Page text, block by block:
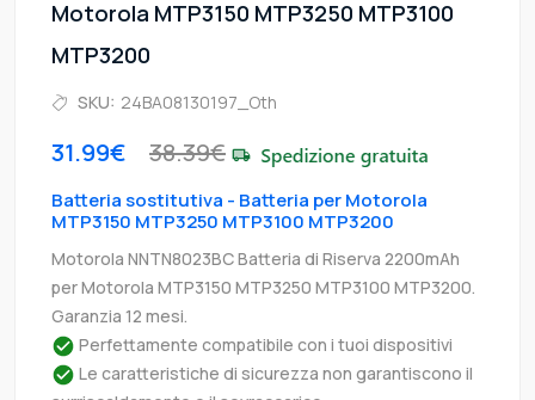
Motorola MTP3150 MTP3250 MTP3100
MTP3200
SKU: 24BA08130197_Oth
31.99€ 38.39€
Batteria sostitutiva - Batteria per Motorola
MTP3150 MTP3250 MTP3100 MTP3200
Motorola NNTN8023BC Batteria di Riserva 2200mAh
per Motorola MTP3150 MTP3250 MTP3100 MTP3200.
Garanzia 12 mesi.
Perfettamente compatibile con i tuoi dispositivi
Le caratteristiche di sicurezza non garantiscono il